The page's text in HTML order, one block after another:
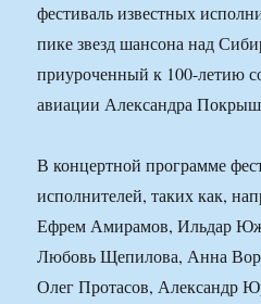
фестиваль известных
пике звезд шансона над
приуроченный к 100-летию
авиации Александра
В концертной программе
исполнителей, таких как,
Ефрем Амирамов, Ильдар
Любовь Щепилова, Анна
Олег Протасов, Александр